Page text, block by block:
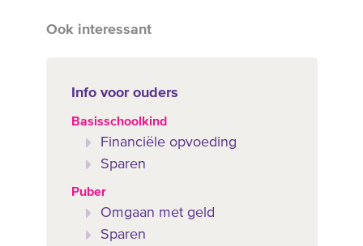
Ook interessant
Info voor ouders
Basisschoolkind
Financiële opvoeding
Sparen
Puber
Omgaan met geld
Sparen